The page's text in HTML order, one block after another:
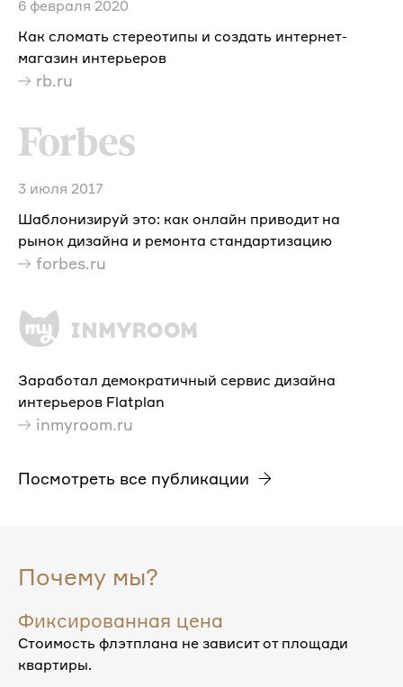
6 февраля 2020
Как сломать стереотипы и создать интернет-
магазин интерьеров
rb.ru
3 июля 2017
Шаблонизируй это: как онлайн приводит на
рынок дизайна и ремонта стандартизацию
forbes.ru
Заработал демократичный сервис дизайна
интерьеров Flatplan
inmyroom.ru
Посмотреть все публикации
Почему мы?
Фиксированная цена
Стоимость флэтплана не зависит от площади
квартиры.